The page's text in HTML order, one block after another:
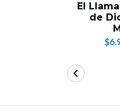
El
de